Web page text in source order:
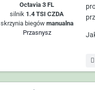
Octavia 3 FL
silnik 1.4 TSI CZDA
skrzynia biegów manualna
Przasnysz